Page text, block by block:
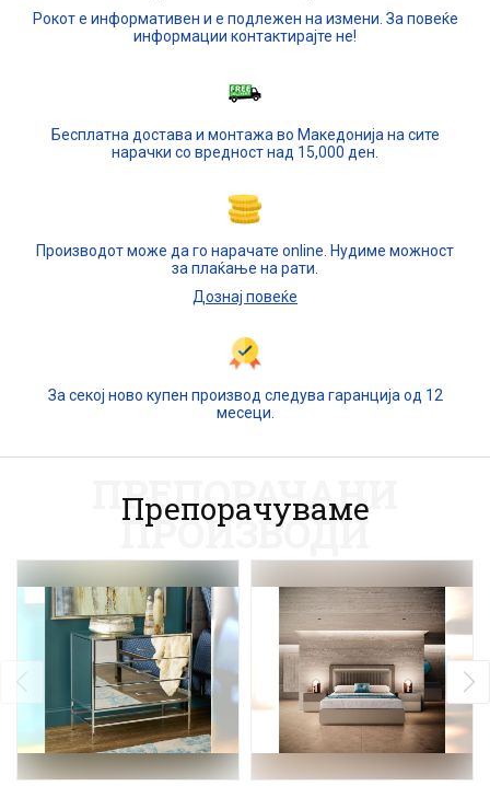
Рокот е информативен и е подлежен на измени. За повеќе
информации контактирајте не!
Бесплатна достава и монтажа во Македонија на сите
нарачки со вредност над 15,000 ден.
Производот може да го нарачате online. Нудиме можност
за плаќање на рати.
Дознај повеќе
За секој ново купен производ следува гаранција од 12
месеци.
Препорачуваме
ПРЕПОРАЧАНИ
ПРОИЗВОДИ